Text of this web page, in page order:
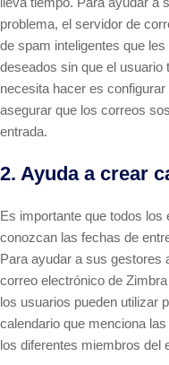
problema, el servidor de
de spam inteligentes que
deseados sin que el usuario
necesita hacer es
asegurar que los correos
entrada.
2. Ayuda a crear
Es importante que todos los
conozcan las fechas de
Para ayudar a sus gestores
correo electrónico de
los usuarios pueden utilizar
calendario que menciona
los diferentes miembros del